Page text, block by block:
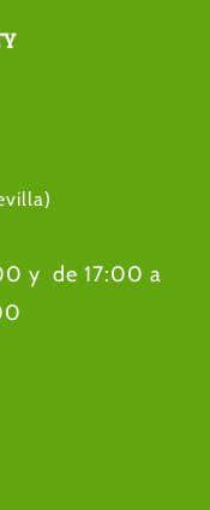
y de 17:00 a